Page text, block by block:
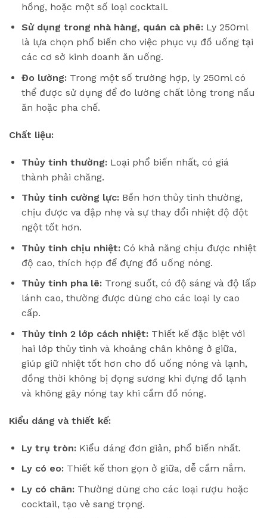
hồng, hoặc một số loại cocktail.
Sử dụng trong nhà hàng, quán cà phê:Ly 250ml
là lựa chọn phổ biến cho việc phục vụ đồ uống tại
các cơ sở kinh doanh ăn uống.
Đo lường:Trong một số trường hợp, ly 250ml có
thể được sử dụng để đo lường chất lỏng trong nấu
ăn hoặc pha chế.
Chất liệu:
Thủy tinh thường:Loại phổ biến nhất, có giá
thành phải chăng.
Thủy tinh cường lực:Bền hơn thủy tinh thường,
chịu được va đập nhẹ và sự thay đổi nhiệt độ đột
ngột tốt hơn.
Thủy tinh chịu nhiệt:Có khả năng chịu được nhiệt
độ cao, thích hợp để đựng đồ uống nóng.
Thủy tinh pha lê:Trong suốt, có độ sáng và độ lấp
lánh cao, thường được dùng cho các loại ly cao
cấp.
Thủy tinh 2 lớp cách nhiệt:Thiết kế đặc biệt với
hai lớp thủy tinh và khoảng chân không ở giữa,
giúp giữ nhiệt tốt hơn cho đồ uống nóng và lạnh,
đồng thời không bị đọng sương khi đựng đồ lạnh
và không gây nóng tay khi cầm đồ nóng.
Kiểu dáng và thiết kế:
Ly trụ tròn:Kiểu dáng đơn giản, phổ biến nhất.
Ly có eo:Thiết kế thon gọn ở giữa, dễ cầm nắm.
Ly có chân:Thường dùng cho các loại rượu hoặc
cocktail, tạo vẻ sang trọng.